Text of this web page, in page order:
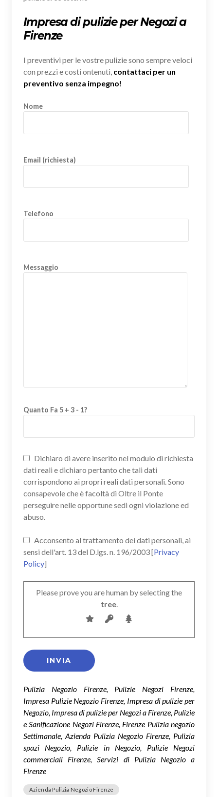
Impresa di pulizie per Negozi a
Firenze
I preventivi per le vostre pulizie sono sempre veloci
con prezzi e costi ontenuti, contattaci per un
preventivo senza impegno!
Nome
Email (richiesta)
Telefono
Messaggio
Quanto Fa 5 + 3 - 1?
Dichiaro di avere inserito nel modulo di richiesta
dati reali e dichiaro pertanto che tali dati
corrispondono ai propri reali dati personali. Sono
consapevole che è facoltà di Oltre il Ponte
perseguire nelle opportune sedi ogni violazione ed
abuso.
Acconsento al trattamento dei dati personali, ai
sensi dell'art. 13 del D.lgs. n. 196/2003 [Privacy
Policy]
Please prove you are human by selecting the
tree.
Pulizia Negozio Firenze, Pulizie Negozi Firenze,
Impresa Pulizie Negozio Firenze, Impresa di pulizie per
Negozio, Impresa di pulizie per Negozi a Firenze, Pulizie
e Sanificazione Negozi Firenze, Firenze Pulizia negozio
Settimanale, Azienda Pulizia Negozio Firenze, Pulizia
spazi Negozio, Pulizie in Negozio, Pulizie Negozi
commerciali Firenze, Servizi di Pulizia Negozio a
Firenze
Azienda Pulizia Negozio Firenze